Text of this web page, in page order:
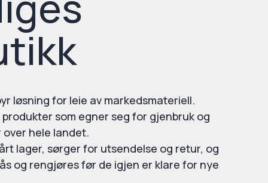
løsning for leie av markedsmateriell.
som egner seg for gjenbruk og
over hele landet.
lager, sørger for utsendelse og retur, og
og rengjøres før de igjen er klare for nye